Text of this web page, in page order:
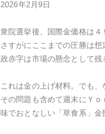
2026年2月9日
衆院選挙後、国際金価格は４
さすがにここまでの圧勝は
政赤字は市場の懸念として残
これは金の上げ材料。でも、
その問題も含めて週末にＹ
味でおとなしい「草食系」